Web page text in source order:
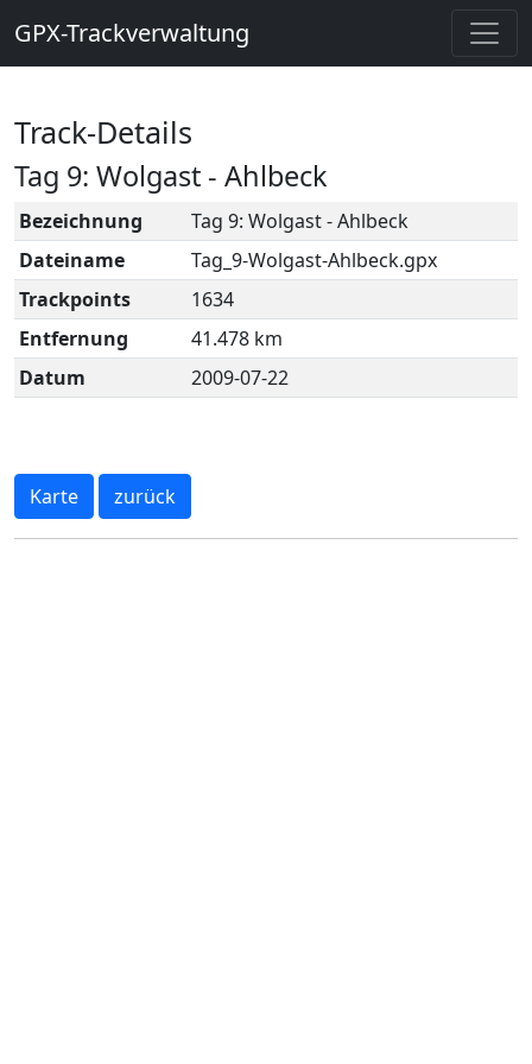
GPX-Trackverwaltung
Track-Details
Tag 9: Wolgast - Ahlbeck
Bezeichnung
Tag 9: Wolgast - Ahlbeck
Dateiname
Tag_9-Wolgast-Ahlbeck.gpx
Trackpoints
1634
Entfernung
41.478 km
Datum
2009-07-22
Karte zurück